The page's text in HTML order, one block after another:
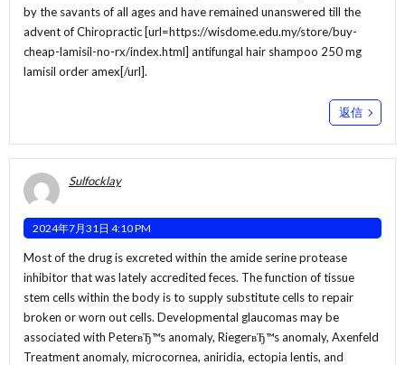
by the savants of all ages and have remained unanswered till the
advent of Chiropractic [url=https://wisdome.edu.my/store/buy-
cheap-lamisil-no-rx/index.html] antifungal hair shampoo 250 mg
lamisil order amex[/url].
返信
Sulfocklay
2024年7月31日 4:10 PM
Most of the drug is excreted within the amide serine protease
inhibitor that was lately accredited feces. The function of tissue
stem cells within the body is to supply substitute cells to repair
broken or worn out cells. Developmental glaucomas may be
associated with PeterвЂ™s anomaly, RiegerвЂ™s anomaly, Axenfeld
Treatment anomaly, microcornea, aniridia, ectopia lentis, and